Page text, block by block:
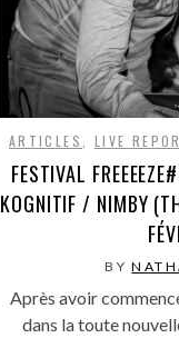
ARTICLES LIVE
FESTIVAL
KOGNITIF / NIMBY
BY
Après avoir
dans la toute